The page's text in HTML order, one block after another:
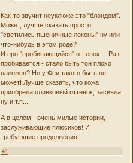
Как-то звучит неуклюже это "блондом".
Может, лучше сказать просто
"светились пшеничные локоны" ну или
что-нибудь в этом роде?
И про "пробивающийся" оттенок... Раз
пробивается - стало быть тон плохо
наложен? Но у Феи такого быть не
может! Лучше сказать, что кожа
приобрела оливковый оттенок, засияла
ну и т.п...
А в целом - очень милые истории,
заслуживающие плюсиков! И
требующие продолжения!
+1